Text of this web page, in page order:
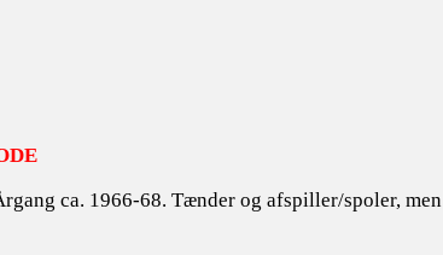
ca. 1966-68. Tænder og afspiller/spoler,